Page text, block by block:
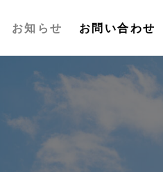
お知らせ お問い合わせ